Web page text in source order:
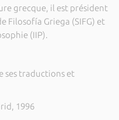
grecque, il est président
Filosofía Griega (SIFG) et
(IIP).
ses traductions et
1996